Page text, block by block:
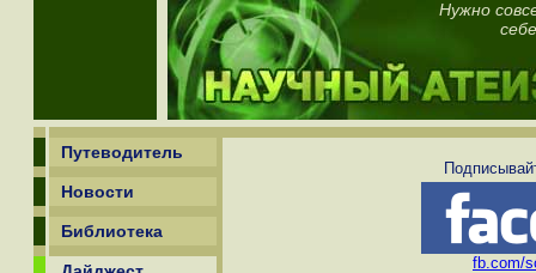
Нужно
Путеводитель
Новости
Библиотека
fb.com/